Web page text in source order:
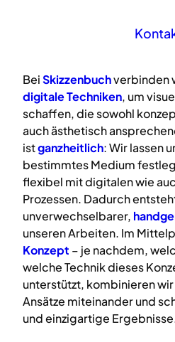
BeiSkizzenbuchverbinden
digitaleTechniken, um
schaffen, die sowohl
auch ästhetisch
istganzheitlich: Wir lassen
bestimmtes Medium
flexibel mit digitalen wie
Prozessen. Dadurch
unverwechselbarer,
unseren Arbeiten. Im
Konzept – je nachdem,
welche Technik dieses
unterstützt, kombinieren
Ansätze miteinander und
und einzigartige